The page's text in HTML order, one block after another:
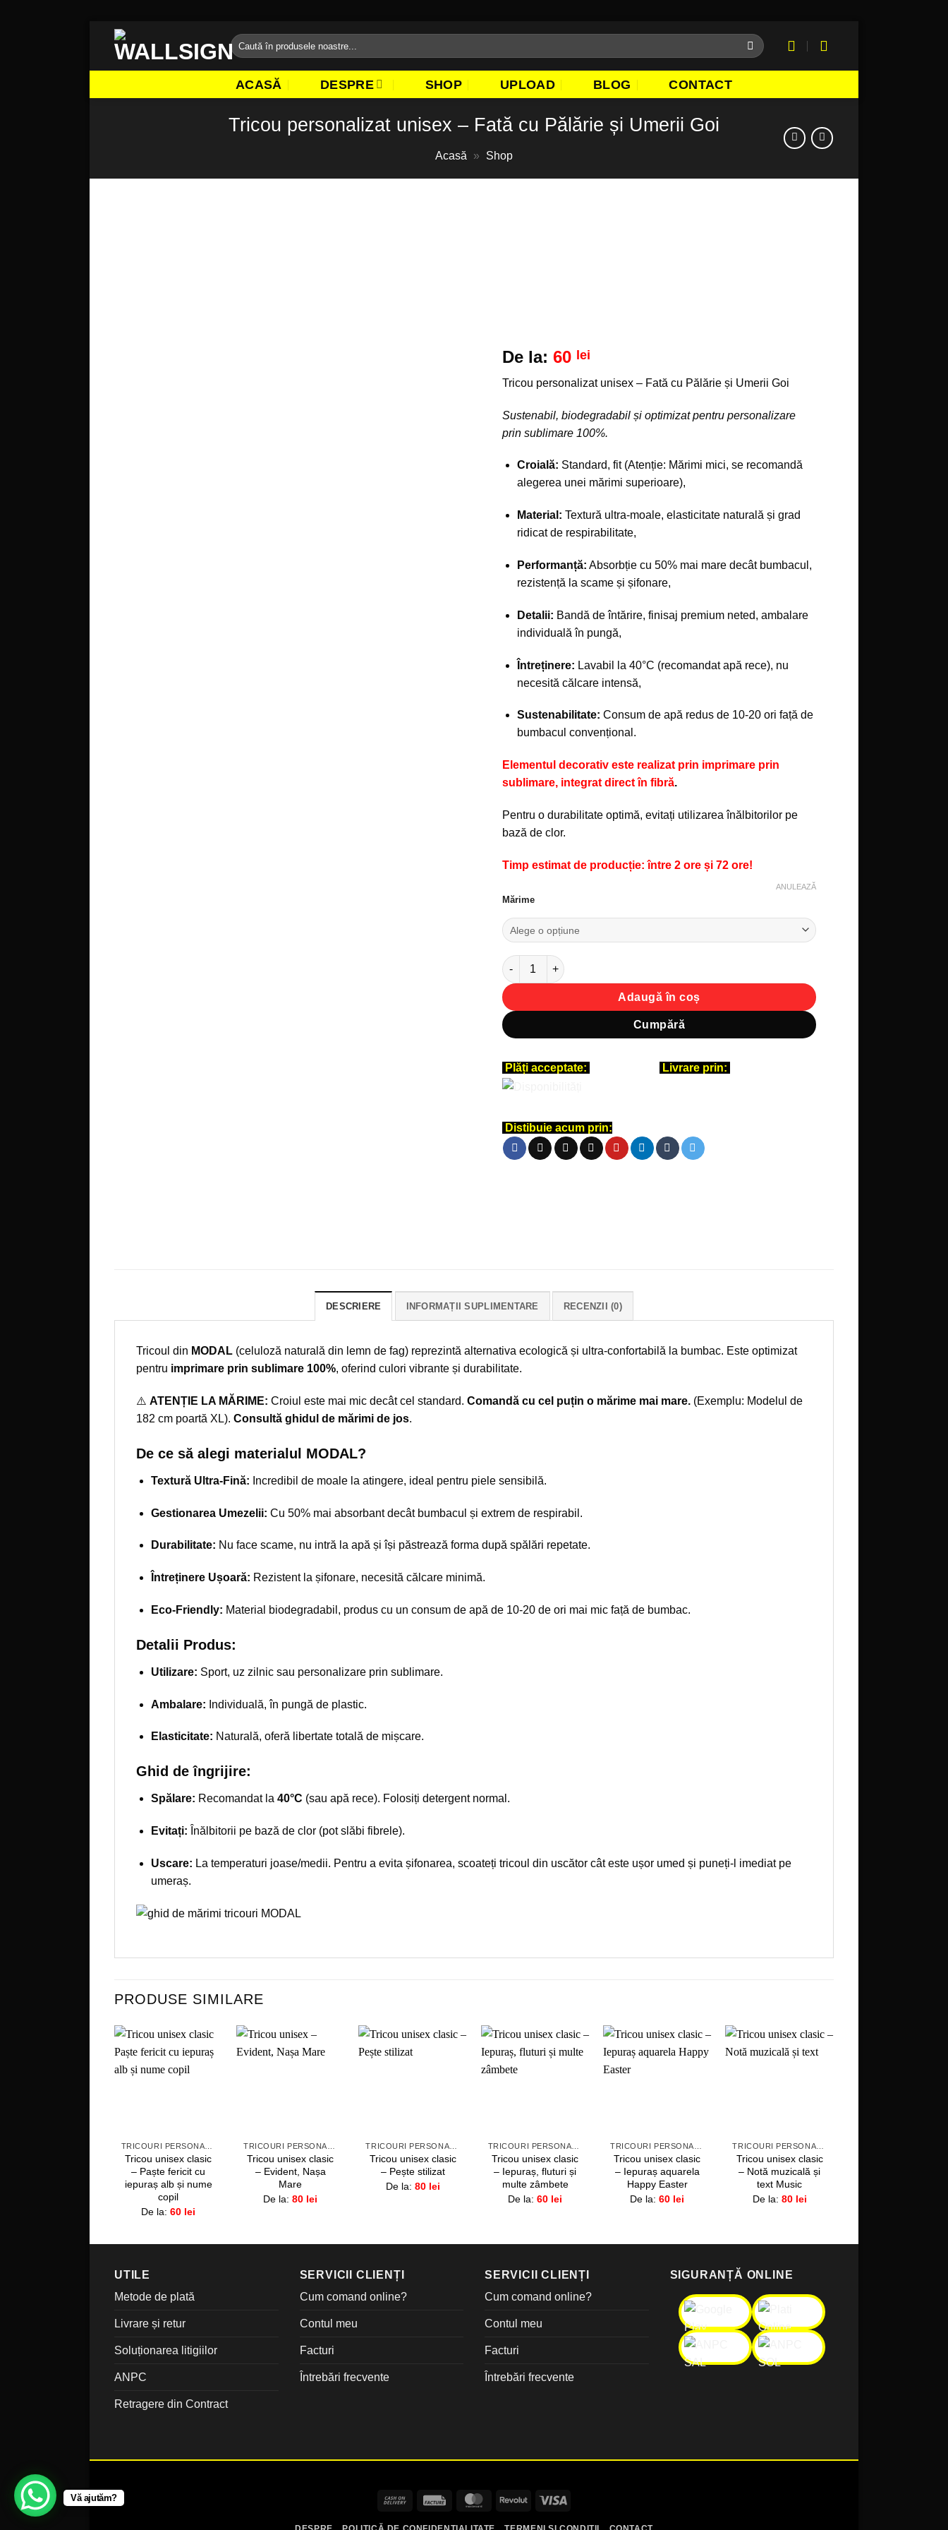
Caută
după:
ACASĂ DESPRE SHOP UPLOAD BLOG CONTACT
Tricou personalizat unisex – Fată cu Pălărie și Umerii Goi
Acasă » Shop
De la: 60 lei
Tricou personalizat unisex – Fată cu Pălărie și Umerii Goi
Sustenabil, biodegradabil și optimizat pentru personalizare
prin sublimare 100%.
Croială: Standard, fit (Atenție: Mărimi mici, se recomandă
alegerea unei mărimi superioare),
Material: Textură ultra-moale, elasticitate naturală și grad
ridicat de respirabilitate,
Performanță: Absorbție cu 50% mai mare decât bumbacul,
rezistență la scame și șifonare,
Detalii: Bandă de întărire, finisaj premium neted, ambalare
individuală în pungă,
Întreținere: Lavabil la 40°C (recomandat apă rece), nu
necesită călcare intensă,
Sustenabilitate: Consum de apă redus de 10-20 ori față de
bumbacul convențional.
Elementul decorativ este realizat prin imprimare prin
sublimare, integrat direct în fibră.
Pentru o durabilitate optimă, evitați utilizarea înălbitorilor pe
bază de clor.
Timp estimat de producție: între 2 ore și 72 ore!
Mărime
ANULEAZĂ
Cantitate Tricou personalizat unisex – Fată cu Pălărie și Umerii Goi
Adaugă în coș
Cumpără
Plăți acceptate: Livrare prin:
Distibuie acum prin:
DESCRIERE INFORMAȚII SUPLIMENTARE RECENZII (0)
Tricoul din MODAL (celuloză naturală din lemn de fag) reprezintă alternativa ecologică și ultra-confortabilă la bumbac. Este optimizat
pentru imprimare prin sublimare 100%, oferind culori vibrante și durabilitate.
⚠️ ATENȚIE LA MĂRIME: Croiul este mai mic decât cel standard. Comandă cu cel puțin o mărime mai mare. (Exemplu: Modelul de
182 cm poartă XL). Consultă ghidul de mărimi de jos.
De ce să alegi materialul MODAL?
Textură Ultra-Fină: Incredibil de moale la atingere, ideal pentru piele sensibilă.
Gestionarea Umezelii: Cu 50% mai absorbant decât bumbacul și extrem de respirabil.
Durabilitate: Nu face scame, nu intră la apă și își păstrează forma după spălări repetate.
Întreținere Ușoară: Rezistent la șifonare, necesită călcare minimă.
Eco-Friendly: Material biodegradabil, produs cu un consum de apă de 10-20 de ori mai mic față de bumbac.
Detalii Produs:
Utilizare: Sport, uz zilnic sau personalizare prin sublimare.
Ambalare: Individuală, în pungă de plastic.
Elasticitate: Naturală, oferă libertate totală de mișcare.
Ghid de îngrijire:
Spălare: Recomandat la 40°C (sau apă rece). Folosiți detergent normal.
Evitați: Înălbitorii pe bază de clor (pot slăbi fibrele).
Uscare: La temperaturi joase/medii. Pentru a evita șifonarea, scoateți tricoul din uscător cât este ușor umed și puneți-l imediat pe
umeraș.
PRODUSE SIMILARE
Adaugă
Tricou unisex clasic
– Paște fericit cu
iepuraș alb și nume
copil
De la: 60 lei
Tricou unisex clasic
– Evident, Nașa
Mare
De la: 80 lei
Tricou unisex clasic
– Pește stilizat
De la: 80 lei
Tricou unisex clasic
– Iepuraș, fluturi și
multe zâmbete
De la: 60 lei
Tricou unisex clasic
– Iepuraș aquarela
Happy Easter
De la: 60 lei
Tricou unisex clasic
– Notă muzicală și
text Music
De la: 80 lei
UTILE
Metode de plată
Livrare și retur
Soluționarea litigiilor
ANPC
Retragere din Contract
SERVICII CLIENȚI
Cum comand online?
Contul meu
Facturi
Întrebări frecvente
SERVICII CLIENȚI
Cum comand online?
Contul meu
Facturi
Întrebări frecvente
SIGURANȚĂ ONLINE
Cash
Facture MasterCardRevolut
Vă ajutăm?